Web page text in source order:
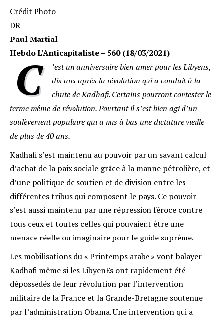
Crédit Photo
DR
Paul Martial
Hebdo L’Anticapitaliste – 560 (18/03/2021)
C
’est un anniversaire bien amer pour les Libyens,
dix ans après la révolution qui a conduit à la
chute de Kadhafi. Certains pourront contester le
terme même de révolution. Pourtant il s’est bien agi d’un
soulèvement populaire qui a mis à bas une dictature vieille
de plus de 40 ans.
Kadhafi s’est maintenu au pouvoir par un savant calcul
d’achat de la paix sociale grâce à la manne pétrolière, et
d’une politique de soutien et de division entre les
différentes tribus qui composent le pays. Ce pouvoir
s’est aussi maintenu par une répression féroce contre
tous ceux et toutes celles qui pouvaient être une
menace réelle ou imaginaire pour le guide suprême.
Les mobilisations du « Printemps arabe » vont balayer
Kadhafi même si les LibyenEs ont rapidement été
dépossédés de leur révolution par l’intervention
militaire de la France et la Grande-Bretagne soutenue
par l’administration Obama. Une intervention qui a